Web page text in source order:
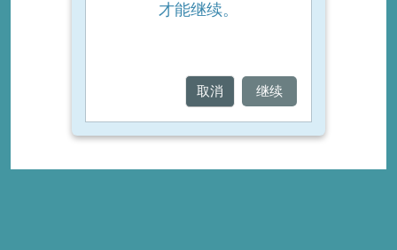
才能继续。
取消 继续